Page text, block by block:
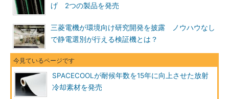
げ 2つの製品を発売
三菱電機が環境向け研究開発を披露 ノウハウなし
で静電選別が行える検証機とは？
SPACECOOLが耐候年数を15年に向上させた放射
冷却素材を発売